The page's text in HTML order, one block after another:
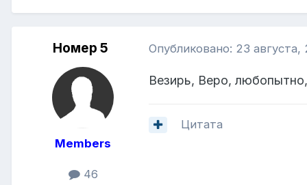
Номер 5
Members
46
Опубликовано: 23 августа,
Везирь, Веро,
Цитата